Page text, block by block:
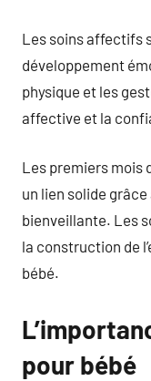
Les soins affectifs
développement
physique et les
affective et la
Les premiers mois
un lien solide
bienveillante. Les
la construction de
bébé.
pour bébé